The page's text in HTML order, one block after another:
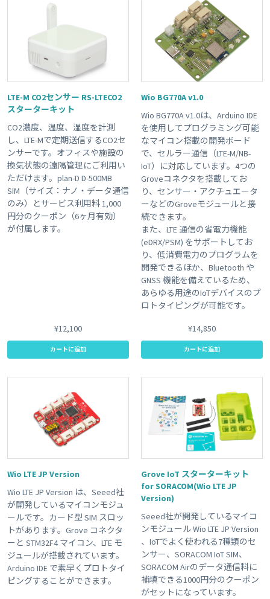
LTE-M CO2センサー RS-LTECO2
スターターキット
CO2濃度、温度、湿度を計測
し、LTE-Mで定期送信するCO2セ
ンサーです。オフィスや施設の
換気状態の遠隔管理にご利用い
ただけます。plan-D D-500MB
SIM（サイズ：ナノ・データ通信
のみ）とサービス利用料 1,000
円分のクーポン（6ヶ月有効）
が付属します。
¥12,100
カートに追加
Wio BG770A v1.0
Wio BG770A v1.0は、Arduino IDE
を使用してプログラミング可能
なマイコン搭載の開発ボード
で、セルラー通信（LTE-M/NB-
IoT）に対応しています。4つの
Groveコネクタを搭載してお
り、センサー・アクチュエータ
ーなどのGroveモジュールと接
続できます。
また、LTE 通信の省電力機能
(eDRX/PSM) をサポートしてお
り、低消費電力のプログラムを
開発できるほか、Bluetooth や
GNSS 機能を備えているため、
あらゆる用途のIoTデバイスのプ
ロトタイピングが可能です。
¥14,850
カートに追加
Wio LTE JP Version
Wio LTE JP Version は、Seeed社
が開発しているマイコンモジュ
ールです。カード型 SIM スロッ
トがあります。Grove コネクタ
ーと STM32F4 マイコン、LTE モ
ジュールが搭載されています。
Arduino IDE で素早くプロトタイ
ピングすることができます。
Grove IoT スターターキット
for SORACOM(Wio LTE JP
Version)
Seeed社が開発しているマイコ
ンモジュール Wio LTE JP Version
、IoTでよく使われる7種類のセ
ンサー、SORACOM IoT SIM、
SORACOM Airのデータ通信料に
補填できる1000円分のクーポン
がセットになっています。